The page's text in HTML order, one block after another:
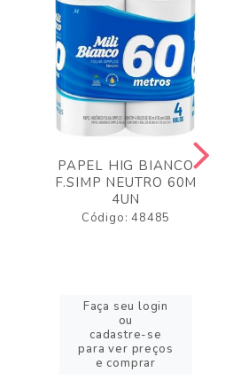
PAPEL HIG BIANCO
F.SIMP NEUTRO 60M
4UN
Código: 48485
Faça seu login
ou
cadastre-se
para ver preços
e comprar